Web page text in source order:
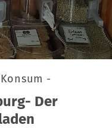
-
Der